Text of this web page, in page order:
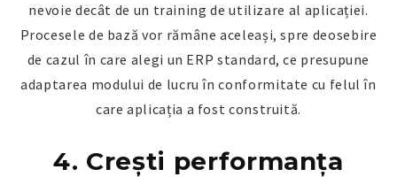
nevoie decât de un training de utilizare al aplicației.
Procesele de bază vor rămâne aceleași, spre deosebire
de cazul în care alegi un ERP standard, ce presupune
adaptarea modului de lucru în conformitate cu felul în
care aplicația a fost construită.
4. Crești performanța